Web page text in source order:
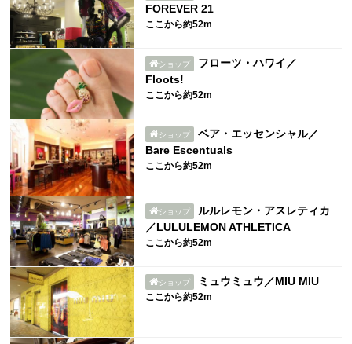
FOREVER 21
ここから約52m
ショップ
フローツ・ハワイ／
Floots!
ここから約52m
ショップ
ベア・エッセンシャル／
Bare Escentuals
ここから約52m
ショップ
ルルレモン・アスレティカ
／LULULEMON ATHLETICA
ここから約52m
ショップ ミュウミュウ／MIU MIU
ここから約52m